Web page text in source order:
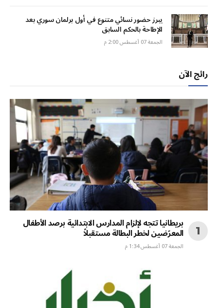
يبرز حضور نسائي متنوع في أول برلمان سوري بعد
الإطاحة بالحكم السابق
الجمعة 07 أغسطس 2:00 م
رائج الآن
بريطانيا تتجه لإلزام المدارس الابتدائية برصد الأطفال
المعرّضين لخطر البطالة مستقبلاً
الجمعة 07 أغسطس 1:34 م